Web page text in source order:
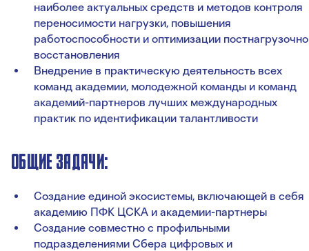
наиболее актуальных средств и методов контроля
переносимости нагрузки, повышения
работоспособности и оптимизации
восстановления
Внедрение в практическую деятельность всех
команд академии, молодежной команды и команд
академий-партнеров лучших международных
практик по идентификации талантливости
ОБЩИЕ ЗАДАЧИ:
Создание единой экосистемы, включающей в себя
академию ПФК ЦСКА и академии-партнеры
Создание совместно с профильными
подразделениями Сбера цифровых и